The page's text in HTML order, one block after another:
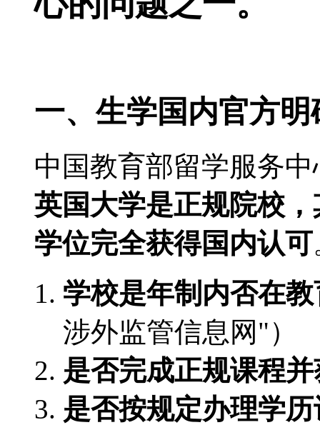
一、生学国内官方
中国教育部留学服务
英国大学是正规院校
学位完全获得国内认可
学校是年制内否在
涉外监管信息网"）
是否完成正规课程
是否按规定办理学